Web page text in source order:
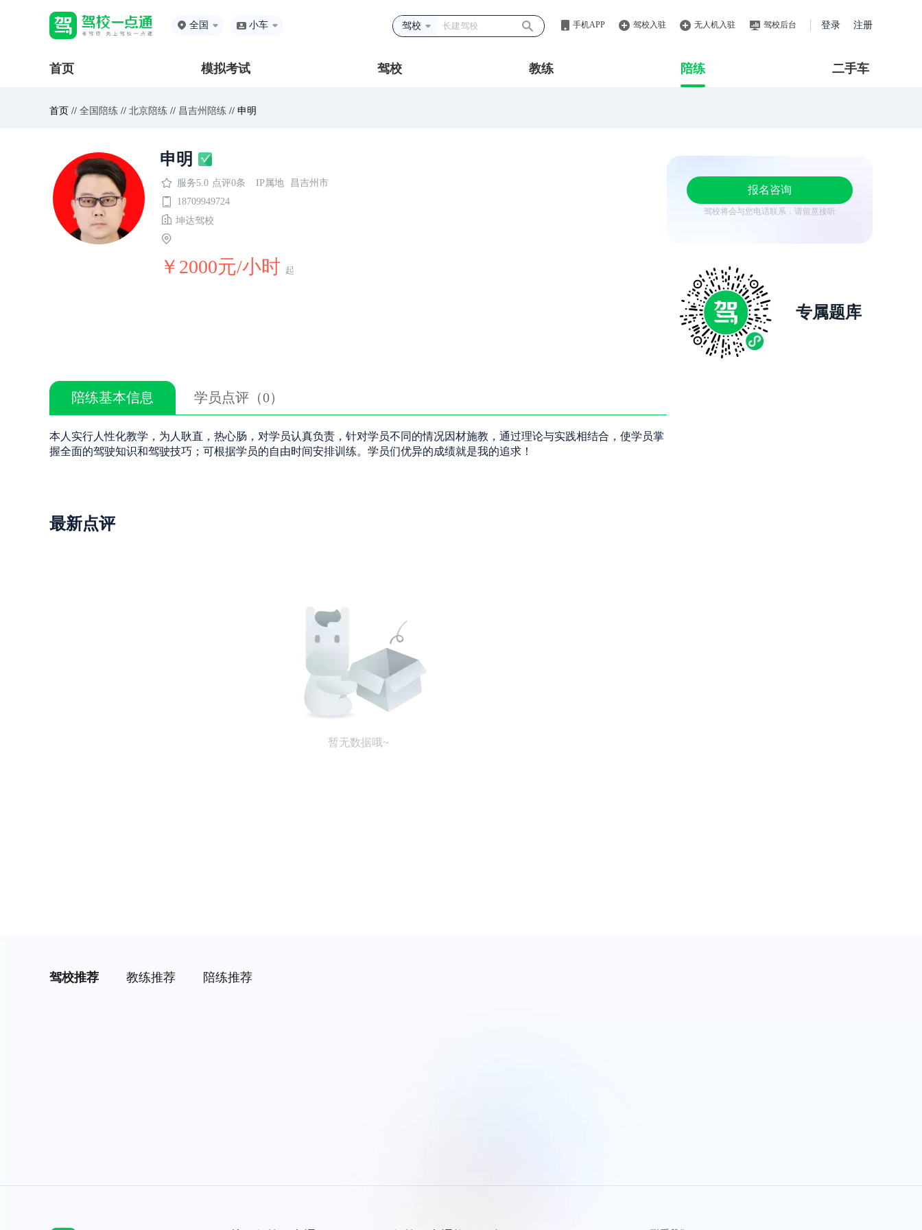
全国 小车 驾校 手机APP 驾校入驻 无人机入驻 驾校后台 登录 注册
首页 模拟考试 驾校 教练 陪练 二手车
首页 // 全国陪练 // 北京陪练 // 昌吉州陪练 // 申明
申明
服务5.0 点评0条 IP属地
昌吉州市
18709949724
坤达驾校
￥2000元/小时 起
报名咨询
驾校将会与您电话联系，请留意接听
专属题库
陪练基本信息 学员点评（0）
本人实行人性化教学，为人耿直，热心肠，对学员认真负责，针对学员不同的情况因材施教，通过理论与实践相结合，使学员掌
握全面的驾驶知识和驾驶技巧；可根据学员的自由时间安排训练。学员们优异的成绩就是我的追求！
最新点评
暂无数据哦~
驾校推荐 教练推荐 陪练推荐